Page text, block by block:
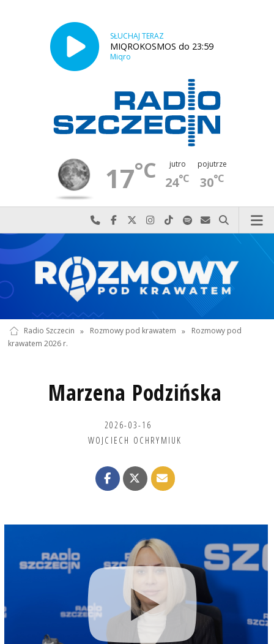
SŁUCHAJ TERAZ
MIQROKOSMOS do 23:59
Miqro
17°C jutro
24°C
pojutrze
30°C
Najlepiej po prostu do nas zadzwoń
Odwiedź nas na Facebook-u
Odwiedź nas na X
Odwiedź nas na Instagram-ie
Odwiedź nas na TikTok-u
Szukaj nas na Spotify
Wyślij do nas
Szukaj
Radio Szczecin » Rozmowy pod krawatem »
Rozmowy pod
krawatem 2026 r.
Marzena Podzińska
2026-03-16
WOJCIECH OCHRYMIUK